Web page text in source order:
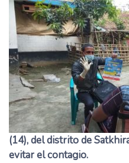
(14), del distrito de
evitar el contagio.